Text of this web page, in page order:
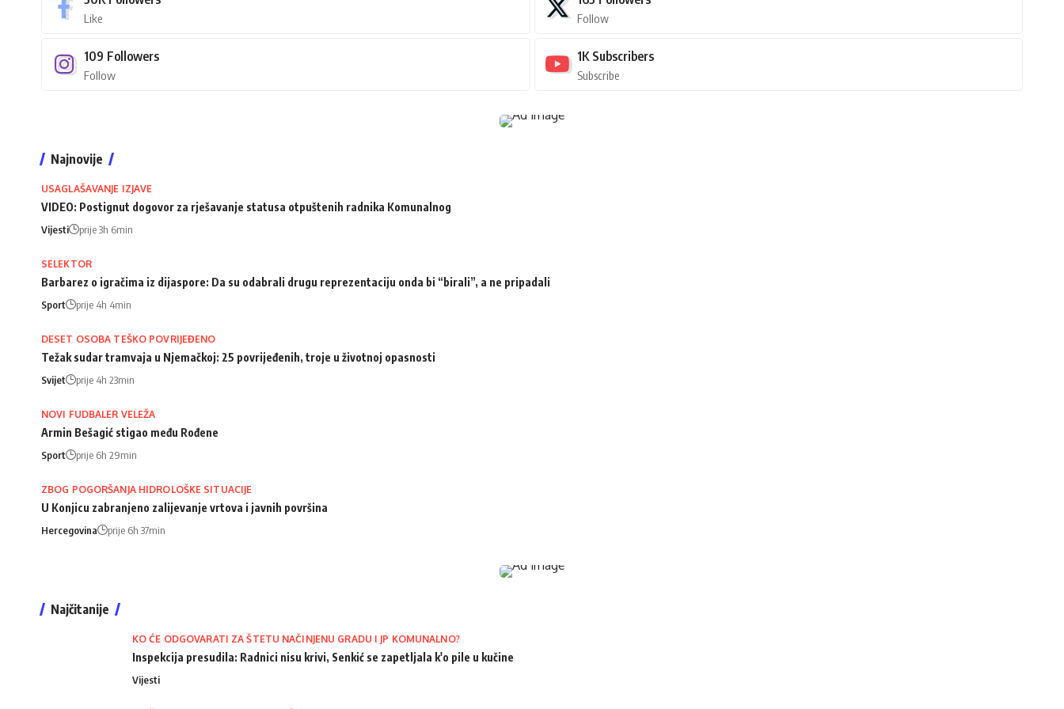
Like Follow
109 Followers
Follow
1K Subscribers
Subscribe
Najnovije
USAGLAŠAVANJE IZJAVE
VIDEO: Postignut dogovor za rješavanje statusa otpuštenih radnika Komunalnog
Vijesti prije 3h 6min
SELEKTOR
Barbarez o igračima iz dijaspore: Da su odabrali drugu reprezentaciju onda bi “birali”, a ne pripadali
Sport prije 4h 4min
DESET OSOBA TEŠKO POVRIJEĐENO
Težak sudar tramvaja u Njemačkoj: 25 povrijeđenih, troje u životnoj opasnosti
Svijet prije 4h 23min
NOVI FUDBALER VELEŽA
Armin Bešagić stigao među Rođene
Sport prije 6h 29min
ZBOG POGORŠANJA HIDROLOŠKE SITUACIJE
U Konjicu zabranjeno zalijevanje vrtova i javnih površina
Hercegovina prije 6h 37min
Najčitanije
KO ĆE ODGOVARATI ZA ŠTETU NAČINJENU GRADU I JP KOMUNALNO?
Inspekcija presudila: Radnici nisu krivi, Senkić se zapetljala k'o pile u kučine
Vijesti